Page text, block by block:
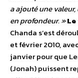
a ajouté une
en profondeur. »
Chanda s’est
et février 2010,
janvier pour que
(Jonah) puissent